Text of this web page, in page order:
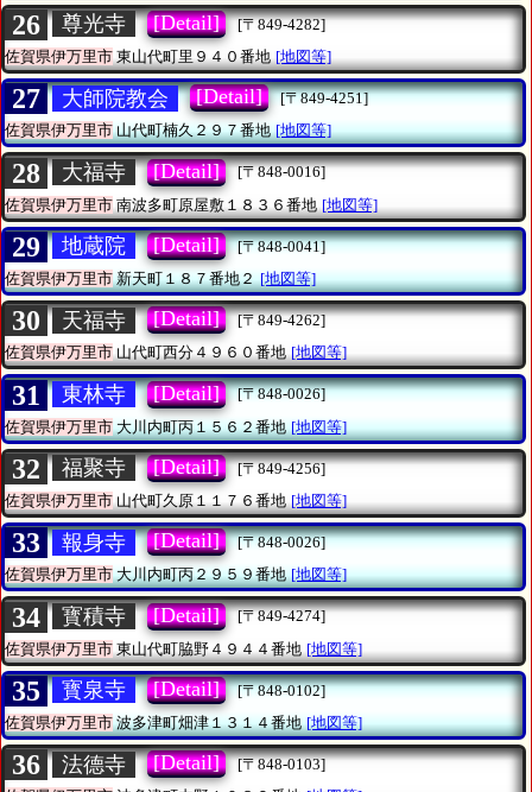
26 尊光寺 [Detail]
[〒849-4282]
佐賀県伊万里市 東山代町里９４０番地 [地図等]
27 大師院教会 [Detail]
[〒849-4251]
佐賀県伊万里市山代町楠久２９７番地 [地図等]
28 大福寺 [Detail]
[〒848-0016]
佐賀県伊万里市 南波多町原屋敷１８３６番地 [地図等]
29 地蔵院 [Detail]
[〒848-0041]
佐賀県伊万里市新天町１８７番地２ [地図等]
30 天福寺 [Detail]
[〒849-4262]
佐賀県伊万里市山代町西分４９６０番地 [地図等]
31 東林寺 [Detail]
[〒848-0026]
佐賀県伊万里市大川内町丙１５６２番地 [地図等]
32 福聚寺 [Detail]
[〒849-4256]
佐賀県伊万里市 山代町久原１１７６番地 [地図等]
33 報身寺 [Detail]
[〒848-0026]
佐賀県伊万里市大川内町丙２９５９番地 [地図等]
34 寳積寺 [Detail]
[〒849-4274]
佐賀県伊万里市 東山代町脇野４９４４番地 [地図等]
35 寳泉寺 [Detail]
[〒848-0102]
佐賀県伊万里市波多津町畑津１３１４番地 [地図等]
36 法德寺 [Detail]
[〒848-0103]